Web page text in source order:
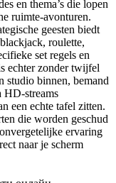
en thema’s die lopen
ruimte-avonturen.
geesten biedt
roulette,
set regels en
echter zonder twijfel
studio binnen, bemand
HD-streams
een echte tafel zitten.
die worden geschud
ervaring
naar je scherm